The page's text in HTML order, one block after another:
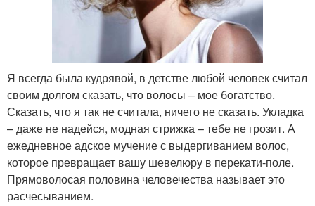
Я всегда была кудрявой, в детстве любой человек считал
своим долгом сказать, что волосы – мое богатство.
Сказать, что я так не считала, ничего не сказать. Укладка
– даже не надейся, модная стрижка – тебе не грозит. А
ежедневное адское мучение с выдергиванием волос,
которое превращает вашу шевелюру в перекати-поле.
Прямоволосая половина человечества называет это
расчесыванием.